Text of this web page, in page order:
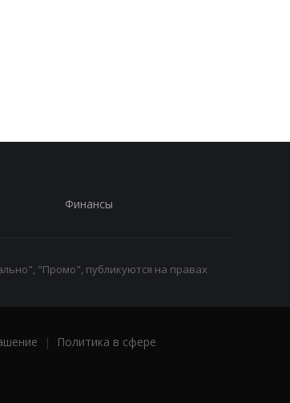
Финансы
"Промо", публикуются на правах
|
Политика в сфере